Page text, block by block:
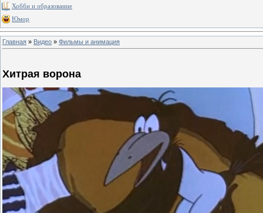
Хобби и образование
Юмор
Главная » Видео » Фильмы и анимация
Хитрая ворона